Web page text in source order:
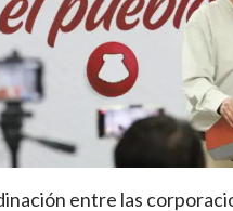
entre las